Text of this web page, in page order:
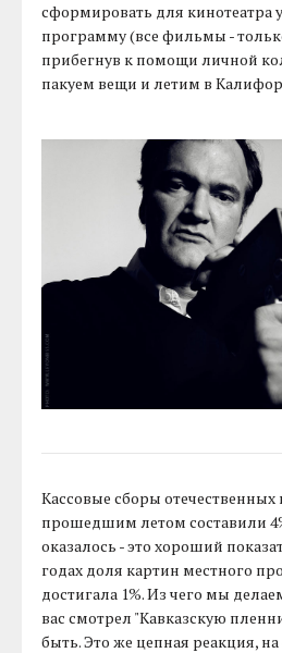
сформировать для кинотеатра
программу (все фильмы -
прибегнув к помощи личной
пакуем вещи и летим в
Кассовые сборы
прошедшим летом составили
оказалось - это хороший
годах доля картин местного
достигала 1%. Из чего мы
вас смотрел "Кавказскую
быть. Это же цепная реакция,